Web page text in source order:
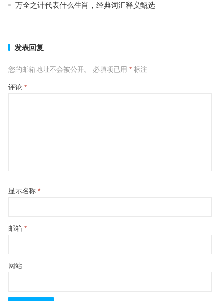
万全之计代表什么生肖，经典词汇释义甄选
发表回复
您的邮箱地址不会被公开。 必填项已用 *标注
评论 *
显示名称 *
邮箱 *
网站